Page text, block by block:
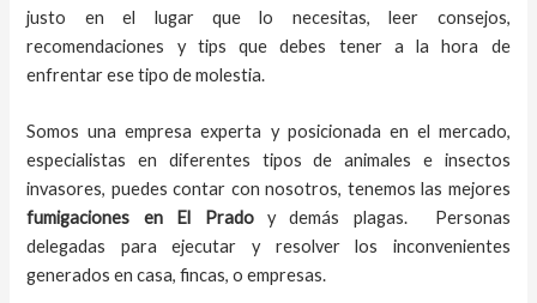
justo en el lugar que lo necesitas, leer consejos,
recomendaciones y tips que debes tener a la hora de
enfrentar ese tipo de molestia.
Somos una empresa experta y posicionada en el mercado,
especialistas en diferentes tipos de animales e insectos
invasores, puedes contar con nosotros, tenemos las mejores
fumigaciones
en El Pradoy demás plagas. Personas
delegadas para ejecutar y resolver los inconvenientes
generados en casa, fincas, o empresas.